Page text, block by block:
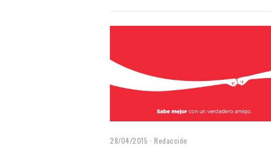
28/04/2015 Redacción